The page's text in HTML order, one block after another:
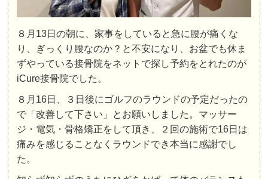
８月13日の朝に、家事をしていると急に腰が痛くな
り、ぎっくり腰なのか？と不安になり、お盆でも休ま
ずやっている接骨院をネットで探し予約をとれたのが
iCure接骨院でした。
８月16日、３日後にゴルフのラウンドの予定だったの
で「改善して下さい」とお願いしました。マッサー
ジ・電気・骨格矯正をして頂き、２回の施術で16日は
痛みを感じることなくラウンドでき本当に感謝でし
た。